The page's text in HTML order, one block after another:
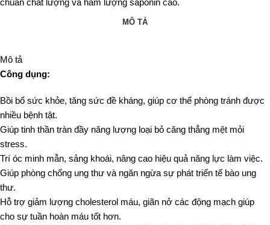
chuẩn chất lượng và hàm lượng saponin cao.
MÔ TẢ
Mô tả
Công dụng:
Bồi bổ sức khỏe, tăng sức đề kháng, giúp cơ thể phòng tránh được
nhiều bệnh tật.
Giúp tinh thần tràn đầy năng lượng loại bỏ căng thẳng mệt mỏi
stress.
Trí óc minh mẫn, sảng khoái, nâng cao hiệu quả năng lực làm việc.
Giúp phòng chống ung thư và ngăn ngừa sự phát triển tế bào ung
thư.
Hỗ trợ giảm lượng cholesterol máu, giãn nở các động mạch giúp
cho sự tuần hoàn máu tốt hơn.